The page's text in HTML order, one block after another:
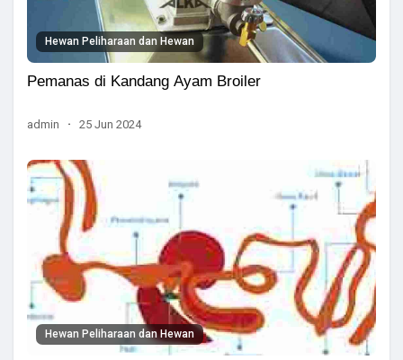
Hewan Peliharaan dan Hewan
Pemanas di Kandang Ayam Broiler
admin · 25 Jun 2024
Hewan Peliharaan dan Hewan